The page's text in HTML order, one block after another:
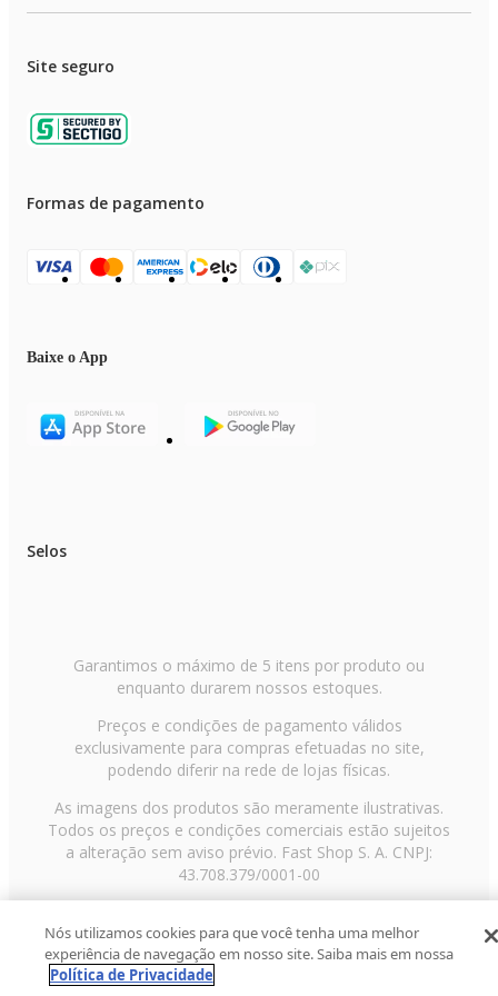
Site seguro
Formas de pagamento
Baixe o App
Selos
Garantimos o máximo de 5 itens por produto ou
enquanto durarem nossos estoques.
Preços e condições de pagamento válidos
exclusivamente para compras efetuadas no site,
podendo diferir na rede de lojas físicas.
As imagens dos produtos são meramente ilustrativas.
Todos os preços e condições comerciais estão sujeitos
a alteração sem aviso prévio. Fast Shop S. A. CNPJ:
43.708.379/0001-00
Paulo/SP, CEP 02029-001, Telefone: 11 3003-3728 ©
2013 Fast Shop - Todos os direitos reservadosRF
Nós utilizamos cookies para que você tenha uma melhor
experiência de navegação em nosso site. Saiba mais em nossa
Política de Privacidade